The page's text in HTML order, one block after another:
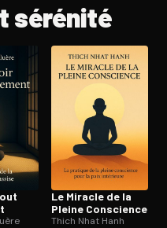
sérénité
Le Miracle de la
Pleine Conscience
Thich Nhat Hanh